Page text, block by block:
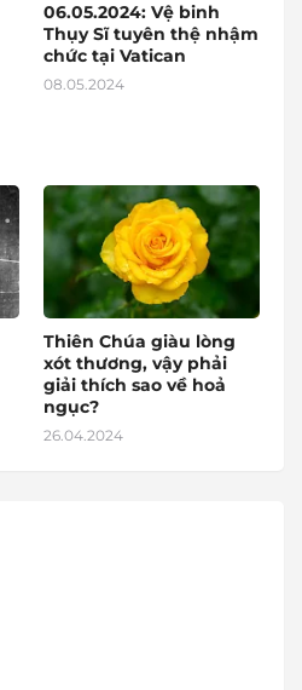
06.05.2024: Vệ binh
Thụy Sĩ tuyên thệ nhậm
chức tại Vatican
08.05.2024
Thiên Chúa giàu lòng
xót thương, vậy phải
giải thích sao về hoả
ngục?
26.04.2024